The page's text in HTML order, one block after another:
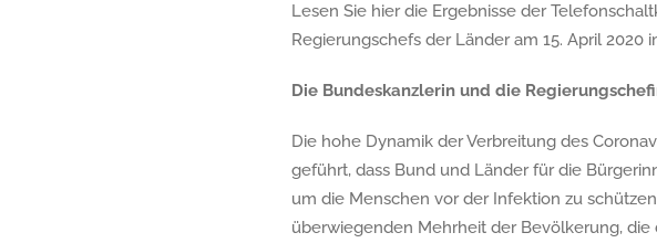
Lesen Sie hier die Ergebnisse der
Regierungschefs der Länder am 15. April 2020
Die Bundeskanzlerin und die
Die hohe Dynamik der Verbreitung des
geführt, dass Bund und Länder für die
um die Menschen vor der Infektion zu
überwiegenden Mehrheit der Bevölkerung,